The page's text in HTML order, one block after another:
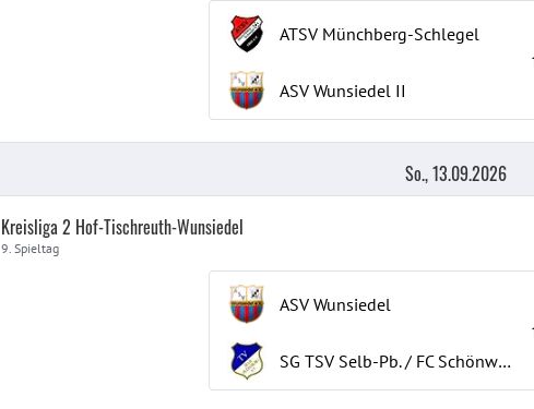
ATSV Münchberg-Schlegel
ASV Wunsiedel II
So., 13.09.2026
Kreisliga 2 Hof-Tischreuth-Wunsiedel
9. Spieltag
ASV Wunsiedel
SG TSV Selb-Pb. / FC Schönwald